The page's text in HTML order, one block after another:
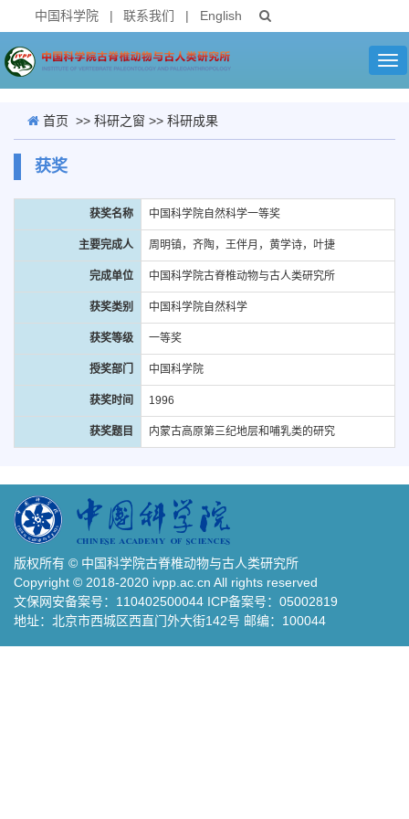
中国科学院 | 联系我们 | English
首页 >> 科研之窗 >> 科研成果
获奖
获奖名称 中国科学院自然科学一等奖
主要完成人 周明镇，齐陶，王伴月，黄学诗，叶捷
完成单位 中国科学院古脊椎动物与古人类研究所
获奖类别 中国科学院自然科学
获奖等级 一等奖
授奖部门 中国科学院
获奖时间 1996
获奖题目 内蒙古高原第三纪地层和哺乳类的研究
版权所有 © 中国科学院古脊椎动物与古人类研究所
Copyright © 2018-2020 ivpp.ac.cn All rights reserved
文保网安备案号：110402500044 ICP备案号：05002819
地址：北京市西城区西直门外大街142号 邮编：100044